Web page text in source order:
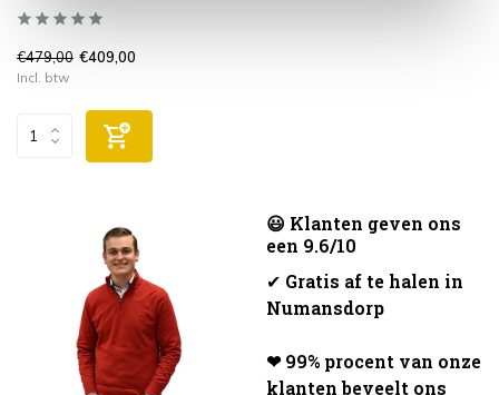
€479,00 €409,00
Incl. btw
😃 Klanten geven ons
een 9.6/10
✔ Gratis af te halen in
Numansdorp
❤ 99% procent van onze
klanten beveelt ons